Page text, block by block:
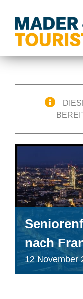
nach
12 November